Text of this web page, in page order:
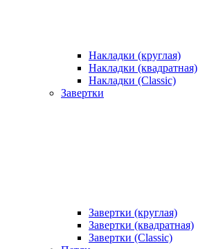
Накладки (круглая)
Накладки (квадратная)
Накладки (Classic)
Завертки
Завертки (круглая)
Завертки (квадратная)
Завертки (Classic)